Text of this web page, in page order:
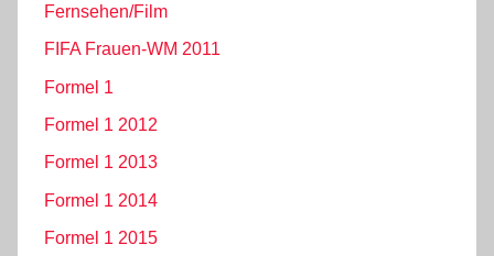
Fernsehen/Film
FIFA Frauen-WM 2011
Formel 1
Formel 1 2012
Formel 1 2013
Formel 1 2014
Formel 1 2015